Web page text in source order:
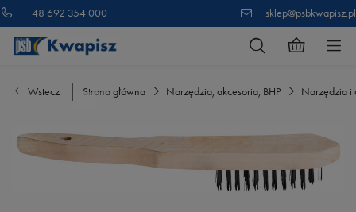
+48 692 354 000 sklep@psbkwapisz.pl
Wstecz Strona główna Narzędzia, akcesoria, BHP Narzędzia i